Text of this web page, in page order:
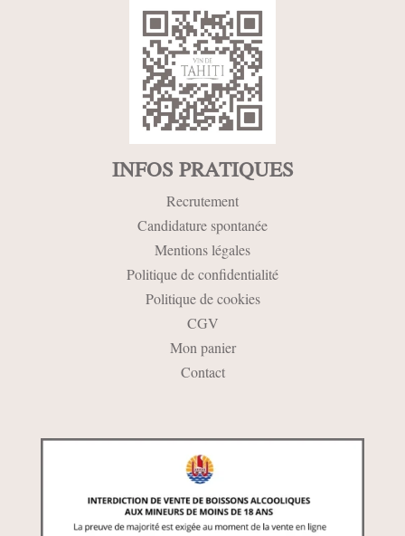
INFOS PRATIQUES
Recrutement
Candidature spontanée
Mentions légales
Politique de confidentialité
Politique de cookies
CGV
Mon panier
Contact